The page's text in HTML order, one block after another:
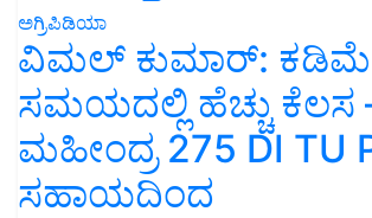
ಅಗ್ರಿಪಿಡಿಯಾ
ವಿಮಲ್ ಕುಮಾರ್: ಕಡಿಮೆ
ಸಮಯದಲ್ಲಿ ಹೆಚ್ಚು ಕೆಲಸ
ಮಹೀಂದ್ರ 275 DI TU
ಸಹಾಯದಿಂದ